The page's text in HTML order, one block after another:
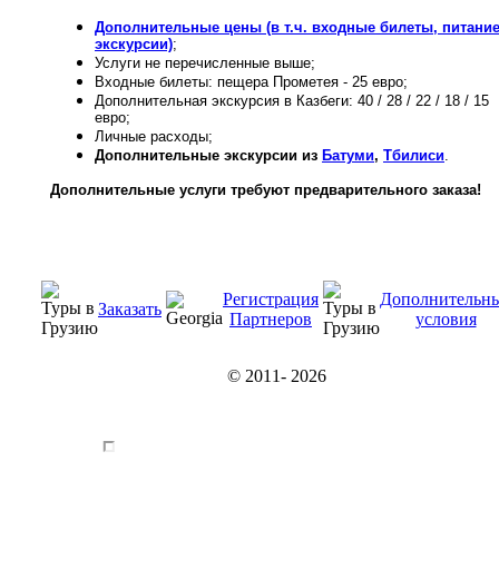
Дополнительные цены (в т.ч. входные билеты,
экскурсии);
Услуги не перечисленные выше;
Входные билеты: пещера Прометея - 25 евро;
Дополнительная экскурсия в Казбеги: 40 / 28 / 22 / 18 / 15
евро;
Личные расходы;
Дополнительные экскурсии из Батуми, Тбилиси.
Дополнительные услуги требуют предварительного заказа!
Заказать
Регистрация
Партнеров
условия
© 2011- 2026